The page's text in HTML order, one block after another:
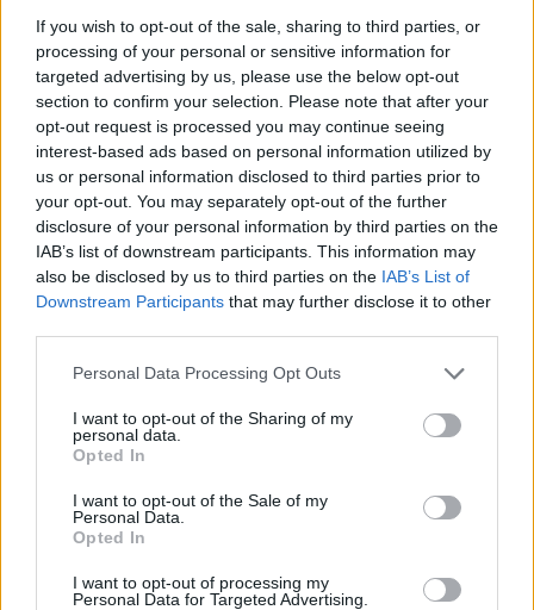
If you wish to opt-out of the sale, sharing to third parties, or
processing of your personal or sensitive information for
targeted advertising by us, please use the below opt-out
section to confirm your selection. Please note that after your
opt-out request is processed you may continue seeing
interest-based ads based on personal information utilized by
us or personal information disclosed to third parties prior to
your opt-out. You may separately opt-out of the further
disclosure of your personal information by third parties on the
IAB’s list of downstream participants. This information may
also be disclosed by us to third parties on the IAB’s List of
Downstream Participants that may further disclose it to other
Personal Data Processing Opt Outs
I want to opt-out of the Sharing of my
personal data.
Opted In
I want to opt-out of the Sale of my
Personal Data.
Opted In
I want to opt-out of processing my
Personal Data for Targeted Advertising.
gjatë në parkim
Esim for Global
Esim for USA|Esim for Italy| Esim for Spain|Esim